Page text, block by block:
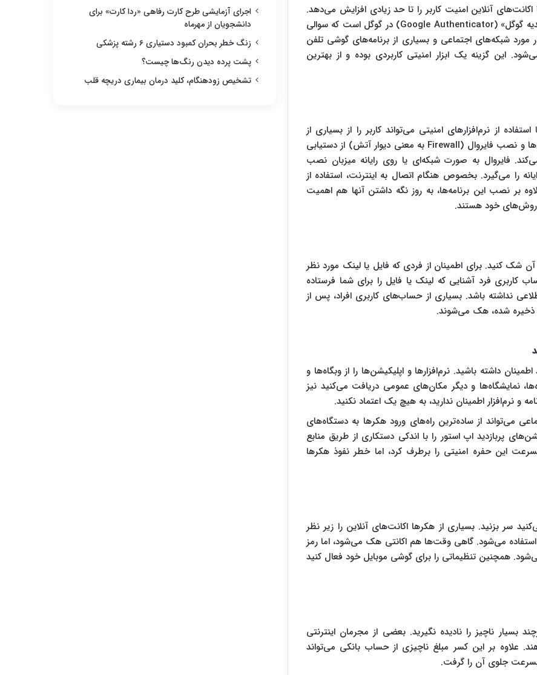
آنلاین امنیت کاربر را تا حد زیادی افزایش می‌دهد.
یکی از نمونه‌های تایید دو مرحله‌ای گزینه‌ای به نام «تاییدیه گوگل» (Google Authenticator) در گوگل است که سوالی
شبکه‌های اجتماعی و بسیاری از برنامه‌های گوشی تلفن
این گزینه یک ابزار امنیتی کاربردی بوده و از بهترین
از نرم‌افزارهای امنیتی می‌تواند کاربر را از بسیاری از
حمله‌های هکری مصون نگه دارد. استفاده از آنتی‌ویروس‌ها و نصب فایروال (Firewall به معنی دیوار آتش) از دستیابی
فایروال به صورت شبکه‌ای یا روی رایانه میزبان نصب
را می‌گیرد. بخصوص هنگام اتصال به اینترنت، استفاده از
بر نصب این برنامه‌ها، به روز نگه داشتن آنها هم اهمیت
روش‌های خود هستند.
شک کنید. برای اطمینان از فردی که فایل یا لینک مورد نظر
کاربری فرد آشنایی که لینک یا فایل را برای شما فرستاده
باشد. بسیاری از حساب‌های کاربری افراد، پس از
ذخیره شده، هک می‌شوند.
داشته باشید. نرم‌افزارها و اپلیکیشن‌ها را از وبگاه‌ها و
نمایشگاه‌ها و دیگر مکان‌های عمومی دریافت می‌کنید نیز
و نرم‌افزار اطمینان ندارید، به هیچ یک اعتماد نکنید.
می‌تواند از ساده‌ترین راه‌های ورود هکرها به دستگاه‌های
پربازدید اپ استور را با اندکی دستکاری از طریق منابع
بسرعت این حفره امنیتی را برطرف کرد، اما خطر نفوذ هکرها
سر بزنید. بسیاری از هکرها اکانت‌های آنلاین را زیر نظر
استفاده می‌شود. گاهی وقت‌ها هم اکانتی هک می‌شود، اما رمز
همچنین تنظیماتی را برای گوشی موبایل خود فعال کنید
ناچیز را نادیده نگیرید. بعضی از مجرمان اینترنتی
علاوه بر این کسر مبلغ ناچیزی از حساب بانکی می‌تواند
بسرعت جلوی آن را گرفت.
اجرای آزمایشی طرح کارت رفاهی «ردا کارت» برای
دانشجویان از مهرماه
زنگ خطر بحران کمبود دستیاری ۶ رشته پزشکی
پشت پرده دیدن رنگ‌ها چیست؟
تشخیص زودهنگام، کلید درمان بیماری دریچه قلب